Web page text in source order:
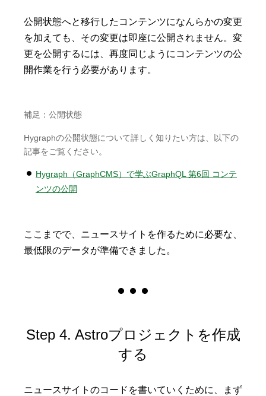
公開状態へと移行したコンテンツになんらかの変更
を加えても、その変更は即座に公開されません。変
更を公開するには、再度同じようにコンテンツの公
開作業を行う必要があります。
補足：公開状態
Hygraphの公開状態について詳しく知りたい方は、以下の
記事をご覧ください。
Hygraph（GraphCMS）で学ぶGraphQL 第6回 コンテ
ンツの公開
ここまでで、ニュースサイトを作るために必要な、
最低限のデータが準備できました。
Step 4. Astroプロジェクトを作成
する
ニュースサイトのコードを書いていくために、まず